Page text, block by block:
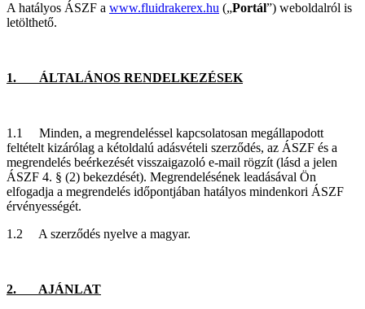
A hatályos ÁSZF a www.fluidrakerex.hu („Portál”) weboldalról is
letölthető.
1. ÁLTALÁNOS RENDELKEZÉSEK
1.1 Minden, a megrendeléssel kapcsolatosan megállapodott
feltételt kizárólag a kétoldalú adásvételi szerződés, az ÁSZF és a
megrendelés beérkezését visszaigazoló e-mail rögzít (lásd a jelen
ÁSZF 4. § (2) bekezdését). Megrendelésének leadásával Ön
elfogadja a megrendelés időpontjában hatályos mindenkori ÁSZF
érvényességét.
1.2 A szerződés nyelve a magyar.
2. AJÁNLAT